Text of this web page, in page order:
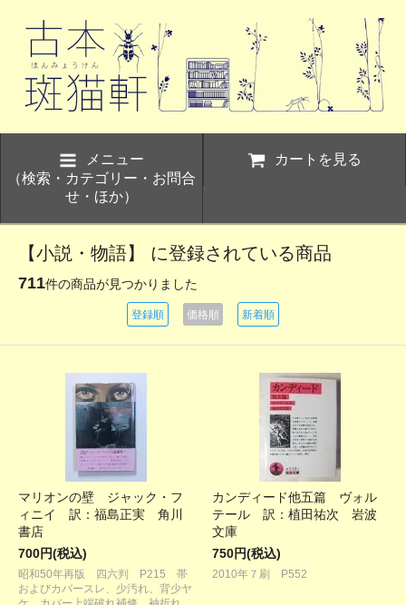
メニュー
（検索・カテゴリー・お問合
せ・ほか）
カートを見る
【小説・物語】 に登録されている商品
711件の商品が見つかりました
登録順 価格順 新着順
マリオンの壁 ジャック・フ
ィニイ 訳：福島正実 角川
書店
700円(税込)
昭和50年再版 四六判 P215 帯
およびカバースレ、少汚れ、背少ヤ
カンディード他五篇 ヴォル
テール 訳：植田祐次 岩波
文庫
750円(税込)
2010年７刷 P552